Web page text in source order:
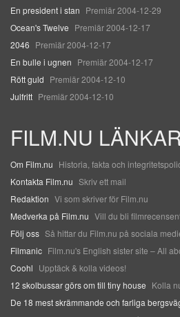
En president i stan Premiär 2004-12-29
Ocean's Twelve Premiär 2004-12-17
2046 Premiär 2004-12-17
En bulle i ugnen Premiär 2004-12-17
Rött guld Premiär 2004-12-10
Julfritt Premiär 2004-12-10
FILM.NU
Om Film.nu Historia, fakta och
Kontakta Film.nu Skriv ett mail
Redaktion Vi som skriver för Film.nu
Medverka på Film.nu Vill du bli
Följ oss Så hittar du Film.nu på sociala
Filmanic Film.nu's English sister site – All
Coohl Upptäck & kolla videos!
12 skolbussar görs om till tiny house Kolla
De 18 mest skrämmande och farliga